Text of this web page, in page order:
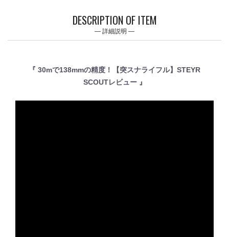
DESCRIPTION OF ITEM
詳細説明
『 30mで138mmの精度！【突スナライフル】STEYR
SCOUTレビュー 』